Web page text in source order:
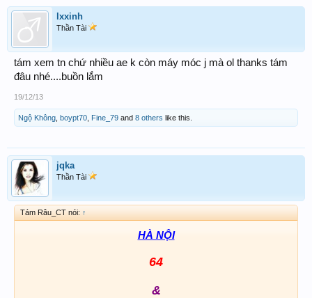
lxxinh
Thần Tài
tám xem tn chứ nhiều ae k còn máy móc j mà ol thanks tám
đâu nhé....buồn lắm
19/12/13
Ngộ Không boypt70 Fine_79 and 8 others like this.
jqka
Thần Tài
Tám Râu_CT nói: ↑
HÀ NỘI
64
&